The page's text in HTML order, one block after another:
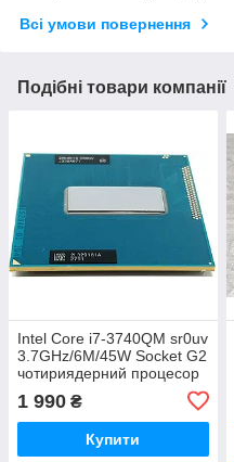
Всі умови повернення
Подібні товари компанії
Intel Core i7-3740QM sr0uv
3.7GHz/6M/45W Socket G2
чотириядерний процесор
1 990 ₴
Купити